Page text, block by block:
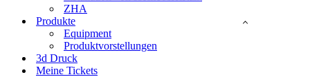
ZHA
Produkte
Equipment
Produktvorstellungen
3d Druck
Meine Tickets